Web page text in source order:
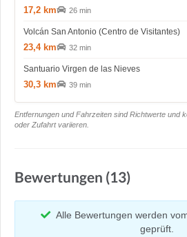
17,2 km 26 min
Volcán San Antonio (Centro de Visitantes)
23,4 km 32 min
Santuario Virgen de las Nieves
30,3 km 39 min
Entfernungen und Fahrzeiten sind Richtwerte und
oder Zufahrt variieren.
Bewertungen (13)
Alle Bewertungen werden
geprüft.